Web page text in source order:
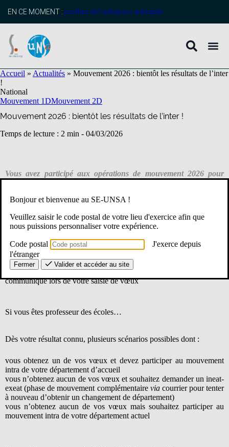
principal
EN CE MOMENT : profitez de l’adhésion anticipée
Accueil » Actualités » Mouvement 2026 : bientôt les résultats de l’inter
!
National
Mouvement 1DMouvement 2D
Mouvement 2026 : bientôt les résultats de l’inter !
Temps de lecture : 2 min - 04/03/2026
Vous avez participé aux opérations de mouvement 2026 pour
changer de département /académie ? Sachez que les résultats
opérer !
Les résultats sont prévus lemercredi 11 mars 2026.
Vous serez destinataire d’un message sur votre boîte I-prof ainsi que
d’un SMS sur le numéro de téléphone portable que vous avez
communiqué lors de votre saisie de vœux
Si vous êtes professeur des écoles…
Dès votre résultat connu, plusieurs scénarios possibles dont :
vous obtenez un de vos vœux et devez participer au mouvement
intra de votre département d’accueil
vous n’obtenez aucun de vos vœux et souhaitez demander un ineat-
exeat (phase de mouvement complémentaire viacourrier pour tenter
à nouveau d’obtenir un changement de département)
vous n’obtenez aucun de vos vœux mais souhaitez participer au
mouvement intra de votre département actuel
Bonjour et bienvenue au SE-UNSA !
Veuillez saisir le code postal de votre lieu d'exercice afin que
nous puissions personnaliser votre expérience.
Code postal
J'exerce depuis
l'étranger
Fermer Valider et accéder au site